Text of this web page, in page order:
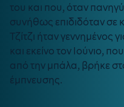
του και που, όταν
συνήθως επιδιδόταν
Τζίτζι ήταν γεννημένος
και εκείνο τον Ιούνιο,
από την μπάλα, βρήκε
έμπνευσης.